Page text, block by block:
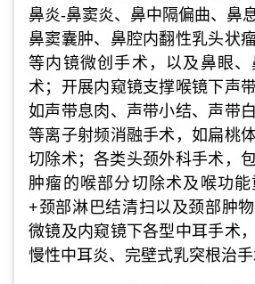
鼻炎-鼻窦炎、鼻中隔偏曲、鼻
鼻窦囊肿、鼻腔内翻性乳头状
等内镜微创手术，以及鼻眼
术；开展内窥镜支撑喉镜下声
如声带息肉、声带小结、声带
等离子射频消融手术，如扁桃
切除术；各类头颈外科手术，
肿瘤的喉部分切除术及喉功
+颈部淋巴结清扫以及颈部肿
微镜及内窥镜下各型中耳手术
慢性中耳炎、完壁式乳突根治手